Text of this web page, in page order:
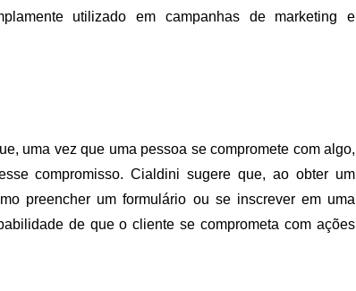
utilizado em campanhas de marketing e
uma vez que uma pessoa se compromete com algo,
compromisso. Cialdini sugere que, ao obter um
preencher um formulário ou se inscrever em uma
de que o cliente se comprometa com ações